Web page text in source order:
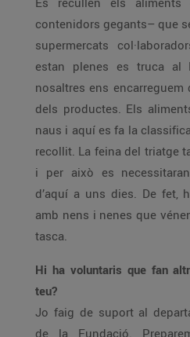
contenidors gegants– que
supermercats
estan plenes es truca al
nosaltres ens
dels productes. Els
naus i aquí es fa la
recollit. La feina del triatge
i per això es
d’aquí a uns dies. De fet,
amb nens i nenes que
tasca.
Hi ha voluntaris que fan
teu?
Jo faig de suport al
de la Fundació.